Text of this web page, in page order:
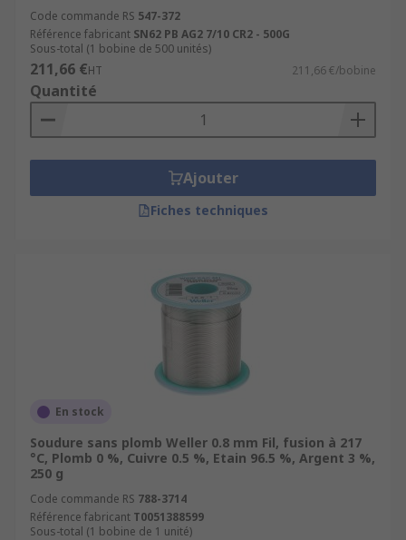
Code commande RS 547-372
Référence fabricant SN62 PB AG2 7/10 CR2 - 500G
Sous-total (1 bobine de 500 unités)
211,66 €HT 211,66 €/bobine
Quantité
Ajouter
Fiches techniques
En stock
Soudure sans plomb Weller 0.8 mm Fil, fusion à 217
°C, Plomb 0 %, Cuivre 0.5 %, Etain 96.5 %, Argent 3 %,
250 g
Code commande RS 788-3714
Référence fabricant T0051388599
Sous-total (1 bobine de 1 unité)